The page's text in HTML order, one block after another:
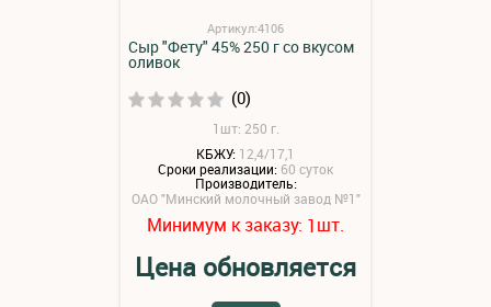
Артикул:4106
Сыр "Фету" 45% 250 г со вкусом
оливок
(0)
1шт: 250 г.
КБЖУ: 12,4/17,1
Сроки реализации: 60 суток
Производитель:
ОАО "Минский молочный завод №1"
Минимум к заказу: 1шт.
Цена обновляется